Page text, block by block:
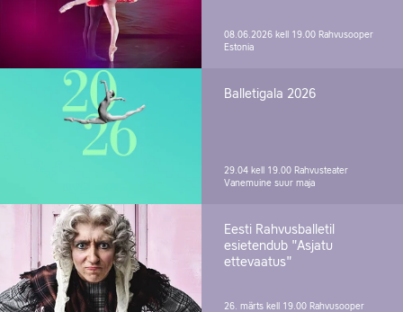
08.06.2026 kell 19.00 Rahvusooper
Estonia
Balletigala 2026
29.04 kell 19.00 Rahvusteater
Vanemuine suur maja
Eesti Rahvusballetil
esietendub "Asjatu
ettevaatus"
26. märts kell 19.00 Rahvusooper